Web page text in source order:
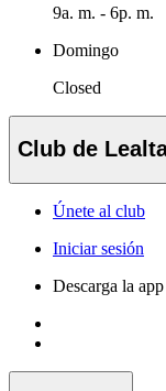
9a. m. - 6p. m.
Domingo
Closed
Club de
Únete al club
Iniciar sesión
Descarga la app